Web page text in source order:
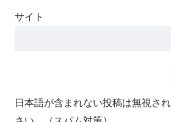
サイト
日本語が含まれない投稿は無視さ